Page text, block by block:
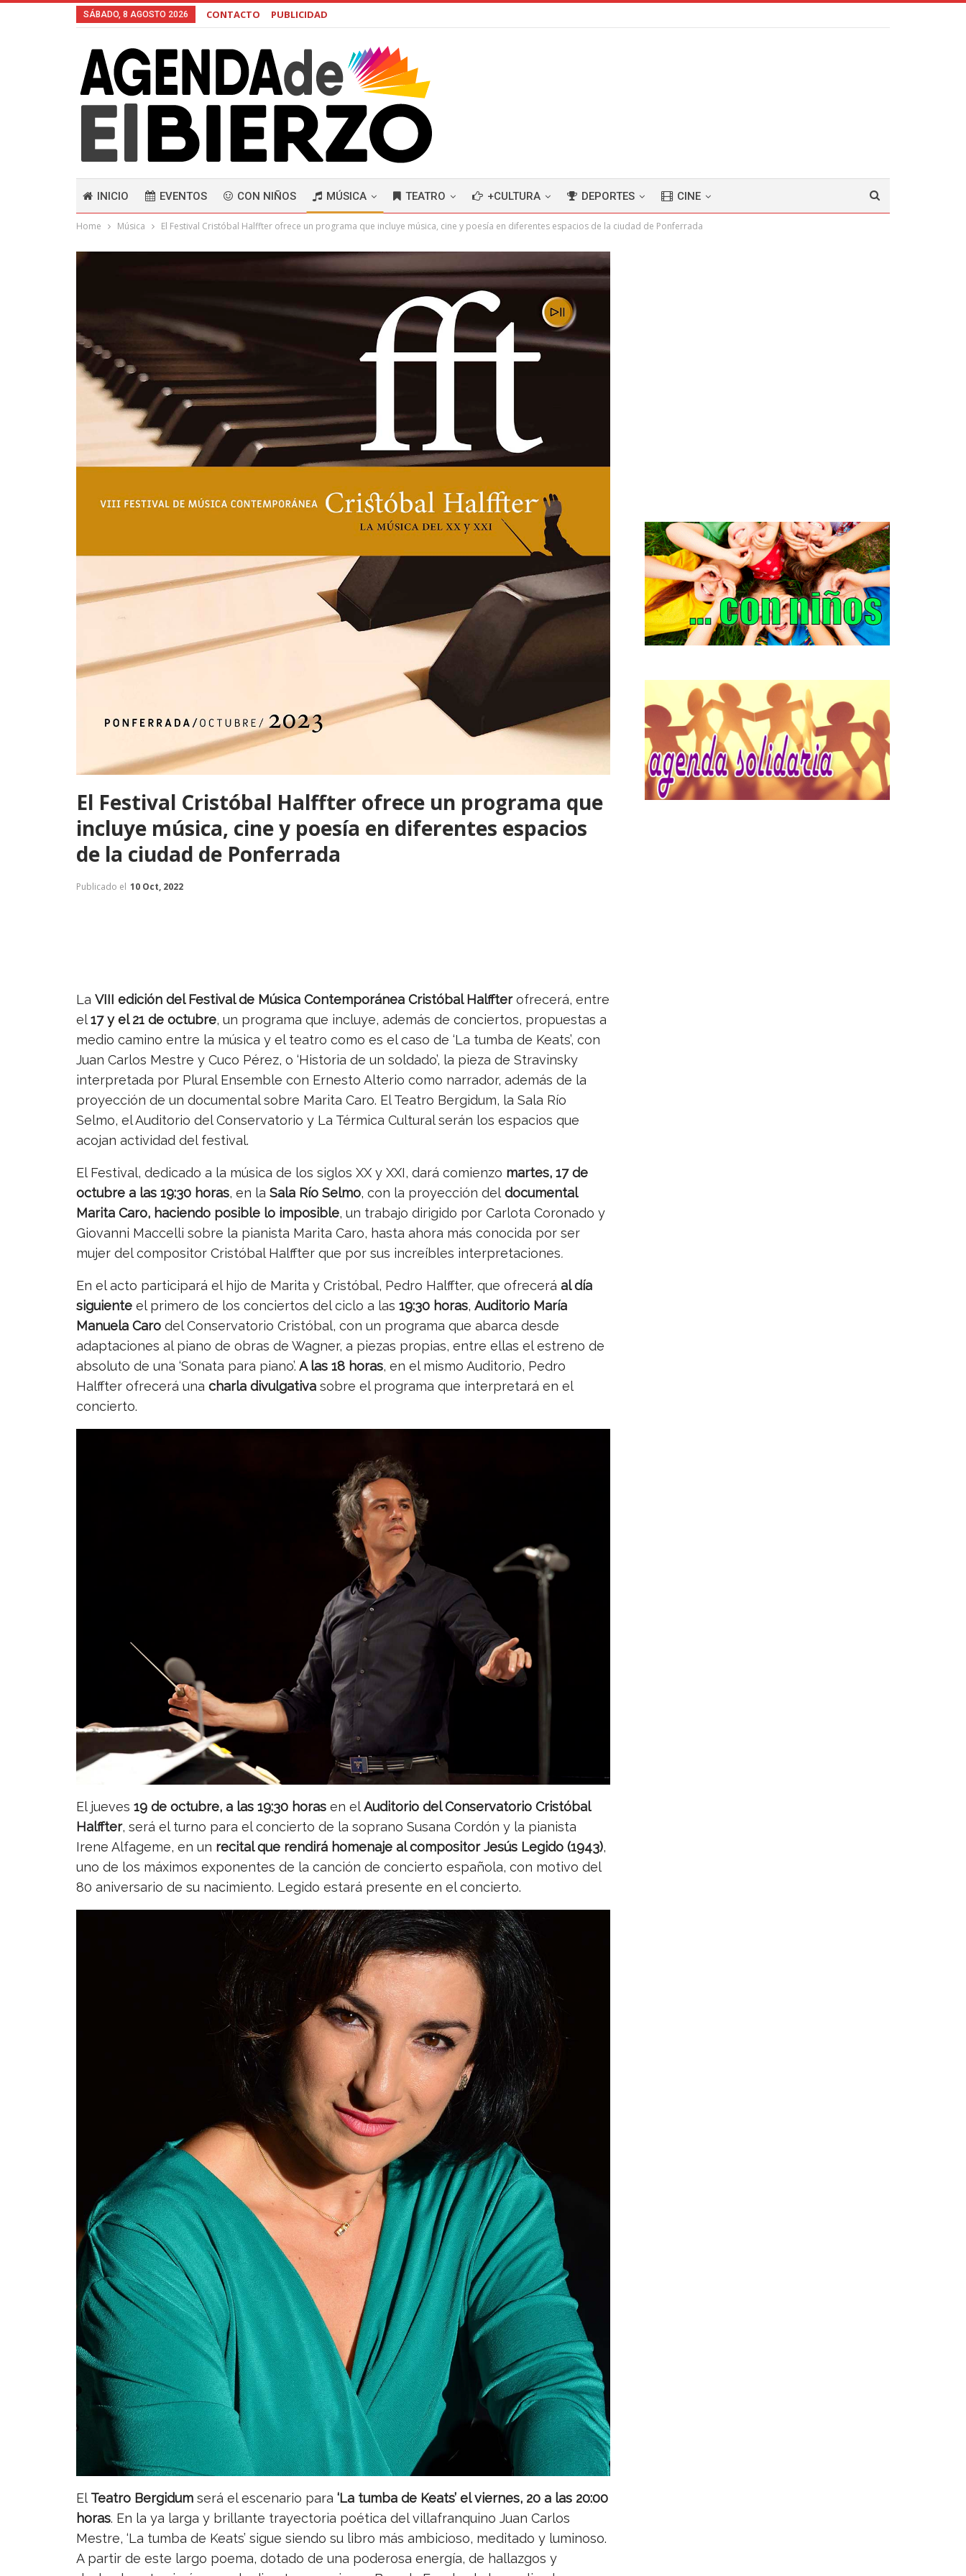
SÁBADO, 8 AGOSTO 2026 CONTACTO PUBLICIDAD
INICIO EVENTOS CON NIÑOS MÚSICA TEATRO +CULTURA DEPORTES CINE
Home Música El Festival Cristóbal Halffter ofrece un programa que incluye música, cine y poesía en diferentes espacios de la ciudad de Ponferrada
El Festival Cristóbal Halffter ofrece un programa que
incluye música, cine y poesía en diferentes espacios
de la ciudad de Ponferrada
Publicado el 10 Oct, 2022
La VIII edición del Festival de Música Contemporánea Cristóbal Halffterofrecerá, entre
el17 y el 21 de octubre, un programa que incluye, además de conciertos, propuestas a
medio camino entre la música y el teatro como es el caso de ‘La tumba de Keats’, con
Juan Carlos Mestre y Cuco Pérez, o ‘Historia de un soldado’, la pieza de Stravinsky
interpretada por Plural Ensemble con Ernesto Alterio como narrador, además de la
proyección de un documental sobre Marita Caro. El Teatro Bergidum, la Sala Río
Selmo, el Auditorio del Conservatorio y La Térmica Cultural serán los espacios que
acojan actividad del festival.
El Festival, dedicado a la música de los siglos XX y XXI, dará comienzo martes, 17 de
octubre a las 19:30 horas, en la Sala Río Selmo, con la proyección deldocumental
Marita Caro, haciendo posible lo imposible, un trabajo dirigido por Carlota Coronado y
Giovanni Maccelli sobre la pianista Marita Caro, hasta ahora más conocida por ser
mujer del compositor Cristóbal Halffter que por sus increíbles interpretaciones.
En el acto participará el hijo de Marita y Cristóbal, Pedro Halffter, que ofrecerá al día
siguiente el primero de los conciertos del ciclo a las 19:30 horas, Auditorio María
Manuela Caro del Conservatorio Cristóbal, con un programa que abarca desde
adaptaciones al piano de obras de Wagner, a piezas propias, entre ellas el estreno de
absoluto de una ‘Sonata para piano’. A las 18 horas, en el mismo Auditorio, Pedro
Halffter ofrecerá una charla divulgativa sobre el programa que interpretará en el
concierto.
El jueves 19 de octubre, a las 19:30 horas en elAuditorio del Conservatorio Cristóbal
Halffter, será el turno para el concierto de la soprano Susana Cordón y la pianista
Irene Alfageme, en un recital que rendirá homenaje al compositor Jesús Legido (1943),
uno de los máximos exponentes de la canción de concierto española, con motivo del
80 aniversario de su nacimiento. Legido estará presente en el concierto.
El Teatro Bergidum será el escenario para ‘La tumba de Keats’ el viernes, 20 a las 20:00
horas. En la ya larga y brillante trayectoria poética del villafranquino Juan Carlos
Mestre, ‘La tumba de Keats’ sigue siendo su libro más ambicioso, meditado y luminoso.
A partir de este largo poema, dotado de una poderosa energía, de hallazgos y